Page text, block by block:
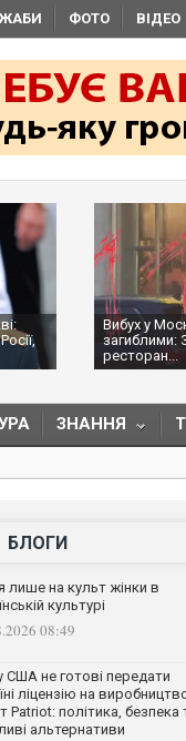
ФОТО ВІДЕО
Вибух у
загиблими:
ресторан...
ЗНАННЯ
БЛОГИ
лише на культ жінки в
культурі
08:49
США не готові передати
ліцензію на
Patriot: політика, безпека
альтернативи